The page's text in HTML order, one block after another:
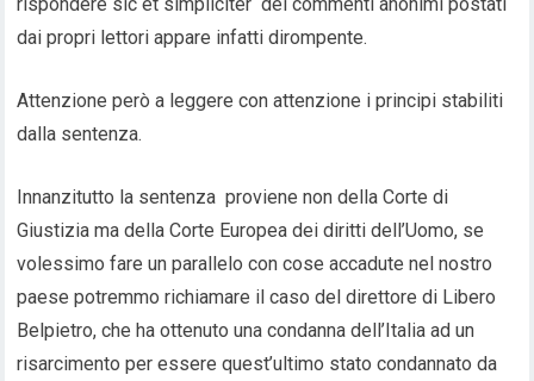
dai propri lettori appare infatti dirompente.
Attenzione però a leggere con attenzione i principi stabiliti
dalla sentenza.
Innanzitutto la sentenza proviene non della Corte di
Giustizia ma della Corte Europea dei diritti dell’Uomo, se
volessimo fare un parallelo con cose accadute nel nostro
paese potremmo richiamare il caso del direttore di Libero
Belpietro, che ha ottenuto una condanna dell’Italia ad un
risarcimento per essere quest’ultimo stato condannato da